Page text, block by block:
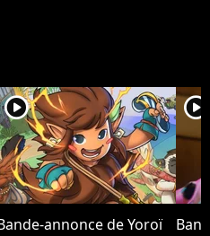
player2
annonce de Yoroï
player2